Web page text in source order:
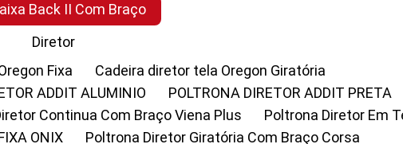
Back II Com Braço
Diretor
Fixa
Cadeira diretor tela Oregon Giratória
ADDIT ALUMINIO
POLTRONA DIRETOR ADDIT PRETA
Continua Com Braço Viena Plus
Poltrona Diretor Em
ONIX
Poltrona Diretor Giratória Com Braço Corsa